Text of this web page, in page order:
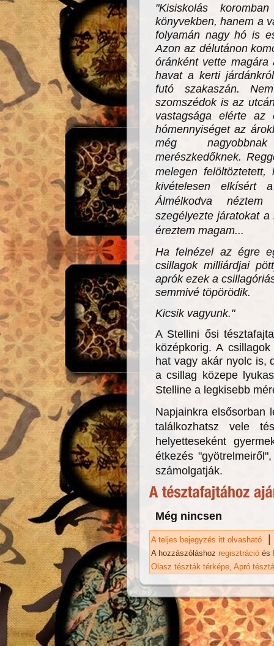
"Kisiskolás
könyvekben, hanem a
folyamán nagy hó is
Azon az délutánon
óránként vette
havat a kerti
futó szakaszán.
szomszédok is az
vastagsága elérte az
hómennyiséget az
még
merészkedőknek.
melegen
kivételesen elkísért
Álmélkodva
szegélyezte járatokat
éreztem magam...
Ha felnézel az égre
csillagok milliárdjai
aprók ezek a
semmivé töpörödik.
Kicsik vagyunk."
A Stellini ősi
középkorig. A
hat vagy akár nyolc is,
a csillag közepe
Stelline a legkisebb
Napjainkra elsősorban
találkozhatsz vele
helyetteseként
étkezés
számolgatják.
Még nincsen
A teljes bejegyzés itt olvasható |
A hozzászóláshoz regisztráció és
Olasz tészták térképe Apró